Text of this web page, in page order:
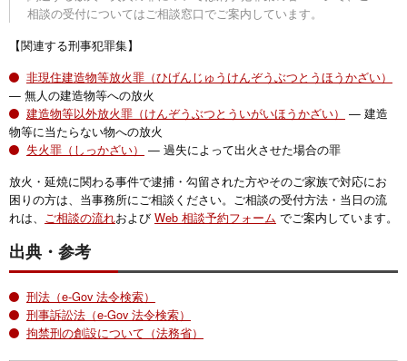
相談の受付についてはご相談窓口でご案内しています。
【関連する刑事犯罪集】
非現住建造物等放火罪（ひげんじゅうけんぞうぶつとうほうかざい）
— 無人の建造物等への放火
建造物等以外放火罪（けんぞうぶつとういがいほうかざい）
— 建造
物等に当たらない物への放火
失火罪（しっかざい）
— 過失によって出火させた場合の罪
放火・延焼に関わる事件で逮捕・勾留された方やそのご家族で対応にお
困りの方は、当事務所にご相談ください。ご相談の受付方法・当日の流
れは、
ご相談の流れおよび Web 相談予約フォーム でご案内しています。
出典・参考
刑法（e-Gov 法令検索）
刑事訴訟法（e-Gov 法令検索）
拘禁刑の創設について（法務省）